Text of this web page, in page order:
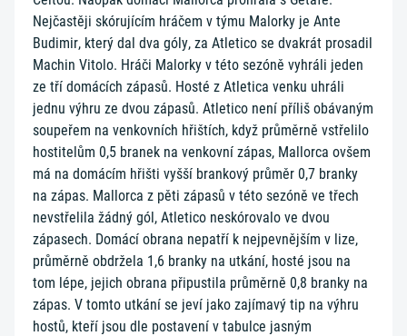
Nejčastěji skórujícím hráčem v týmu Malorky je Ante
Budimir, který dal dva góly, za Atletico se dvakrát prosadil
Machin Vitolo. Hráči Malorky v této sezóně vyhráli jeden
ze tří domácích zápasů. Hosté z Atletica venku uhráli
jednu výhru ze dvou zápasů. Atletico není příliš obávaným
soupeřem na venkovních hřištích, když průměrně vstřelilo
hostitelům 0,5 branek na venkovní zápas, Mallorca ovšem
má na domácím hřišti vyšší brankový průměr 0,7 branky
na zápas. Mallorca z pěti zápasů v této sezóně ve třech
nevstřelila žádný gól, Atletico neskórovalo ve dvou
zápasech. Domácí obrana nepatří k nejpevnějším v lize,
průměrně obdržela 1,6 branky na utkání, hosté jsou na
tom lépe, jejich obrana připustila průměrně 0,8 branky na
zápas. V tomto utkání se jeví jako zajímavý tip na výhru
hostů, kteří jsou dle postavení v tabulce jasným